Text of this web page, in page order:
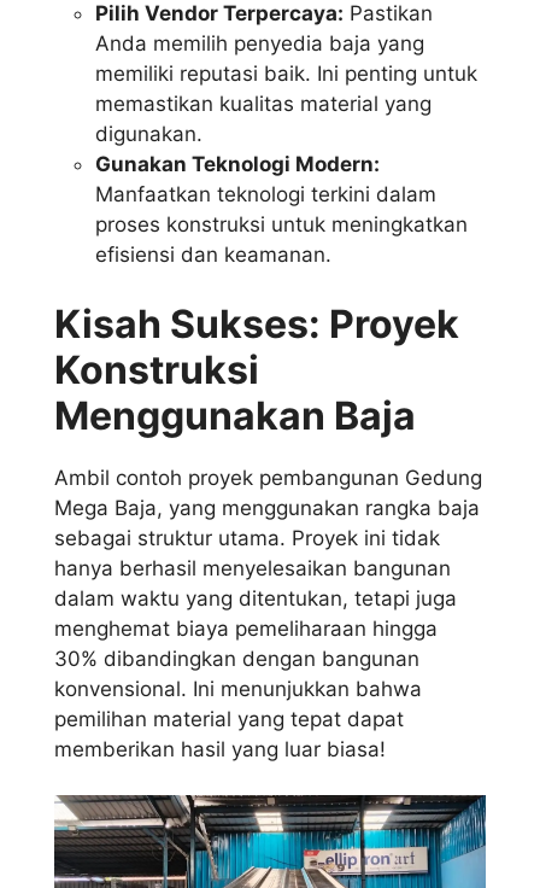
Pilih Vendor Terpercaya: Pastikan
Anda memilih penyedia baja yang
memiliki reputasi baik. Ini penting untuk
memastikan kualitas material yang
digunakan.
Gunakan Teknologi Modern:
Manfaatkan teknologi terkini dalam
proses konstruksi untuk meningkatkan
efisiensi dan keamanan.
Kisah Sukses: Proyek
Konstruksi
Menggunakan Baja
Ambil contoh proyek pembangunan Gedung
Mega Baja, yang menggunakan rangka baja
sebagai struktur utama. Proyek ini tidak
hanya berhasil menyelesaikan bangunan
dalam waktu yang ditentukan, tetapi juga
menghemat biaya pemeliharaan hingga
30% dibandingkan dengan bangunan
konvensional. Ini menunjukkan bahwa
pemilihan material yang tepat dapat
memberikan hasil yang luar biasa!